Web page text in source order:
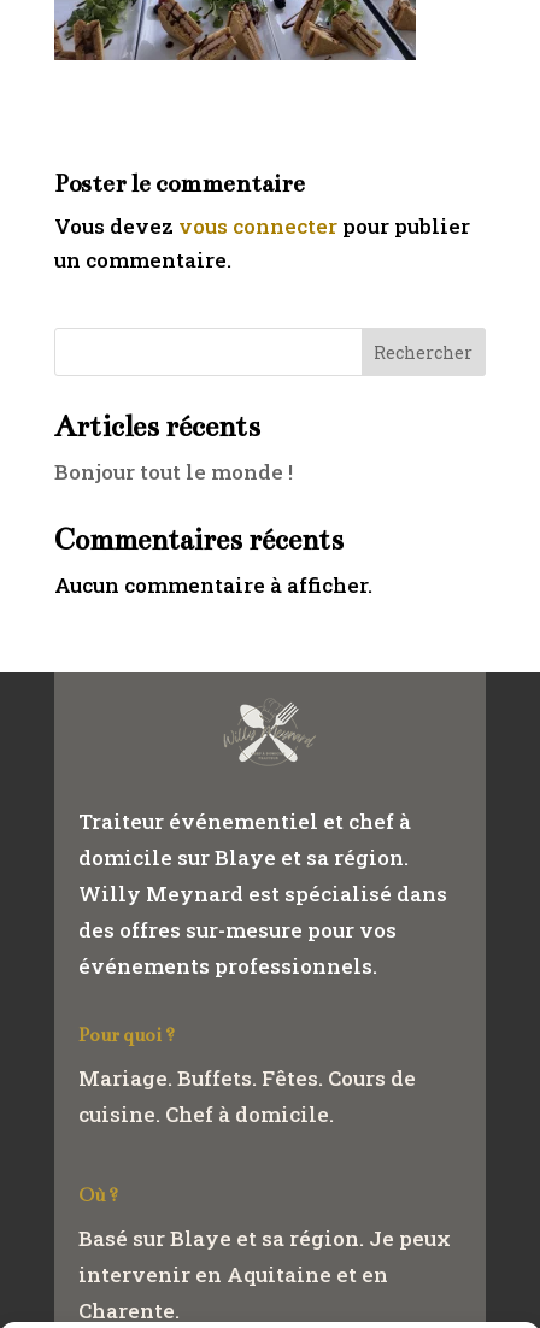
Poster le commentaire
Vous devez vous connecterpour publier
un commentaire.
Rechercher
Articles récents
Bonjour tout le monde !
Commentaires récents
Aucun commentaire à afficher.
Traiteur événementiel et chef à
domicile sur Blaye et sa région.
Willy Meynard est spécialisé dans
des offres sur-mesure pour vos
événements professionnels.
Pour quoi ?
Mariage. Buffets. Fêtes. Cours de
cuisine. Chef à domicile.
Où ?
Basé sur Blaye et sa région. Je peux
intervenir en Aquitaine et en
Charente.